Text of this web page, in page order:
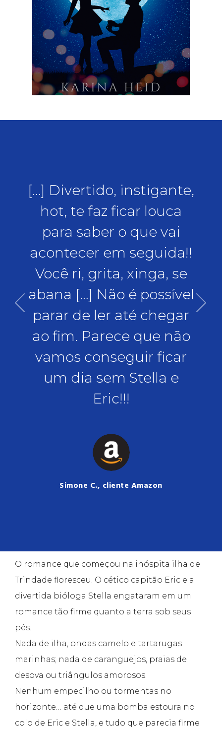
[…] Divertido, instigante,
hot, te faz ficar louca
para saber o que vai
acontecer em seguida!!
Você ri, grita, xinga, se
abana […] Não é possível
parar de ler até chegar
ao fim. Parece que não
vamos conseguir ficar
um dia sem Stella e
Eric!!!
Simone C., cliente Amazon
O romance que começou na inóspita ilha de
Trindade floresceu. O cético capitão Eric e a
divertida bióloga Stella engataram em um
romance tão firme quanto a terra sob seus
pés.
Nada de ilha, ondas camelo e tartarugas
marinhas; nada de caranguejos, praias de
desova ou triângulos amorosos.
Nenhum empecilho ou tormentas no
horizonte… até que uma bomba estoura no
colo de Eric e Stella, e tudo que parecia firme